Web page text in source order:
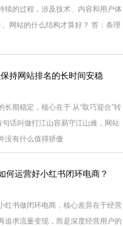
续的过程，涉及技术、内容和用户体
网站的什么结构才算好？ 答：条理
持网站排名的长时间安稳
长期稳定，核心在于 从“取巧迎合”转
句话叫做打江山容易守江山难，网站
没有什么值得骄傲
何运营好小红书闭环电商？
红书做闭环电商，核心差异在于经营
追求流量变现，而是深度经营用户的